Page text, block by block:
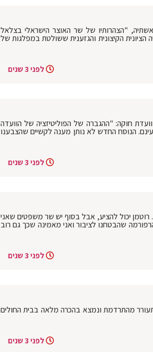
"הצהרותיו של שר האוצר הישראלי בצלאל
הציונית הקיצונית והגזענית ששולטת במפלגות של
לפני 3 שנים
חוקה: "ההגברה של הפוליטיזציה של הוועדה
הנוסח החדש לא נותן מענה לקשיים שהצבענו
לפני 3 שנים
יכול להציע, אבל בסוף יש שר משפטים שאני
שהבטחנו לציבור ואני מאמינה שכך גם רוב
לפני 3 שנים
מהתרדמת ונמצא בהכרה מלאה בבית החולים
לפני 3 שנים